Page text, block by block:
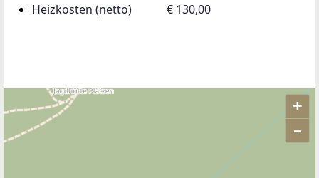
Heizkosten (netto) € 130,00
+
–
ANBIETER KONTAKTIEREN